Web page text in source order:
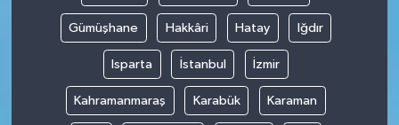
Gümüşhane Hakkâri Hatay Iğdır
Isparta İstanbul İzmir
Kahramanmaraş Karabük Karaman